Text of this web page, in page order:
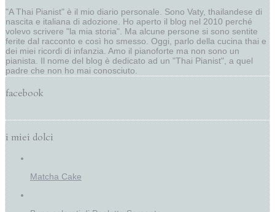
"A Thai Pianist" è il mio diario personale. Sono Vaty, thailandese di
nascita e italiana di adozione. Ho aperto il blog nel 2010 perché
volevo scrivere "la mia storia". Ma alcune persone si sono sentite
ferite dal racconto e così ho smesso. Oggi, parlo della cucina thai e
dei miei ricordi di infanzia. Amo il pianoforte ma non sono un
pianista. Il nome del blog è dedicato ad un "Thai Pianist", a quel
padre che non ho mai conosciuto.
facebook
i miei dolci
Matcha Cake